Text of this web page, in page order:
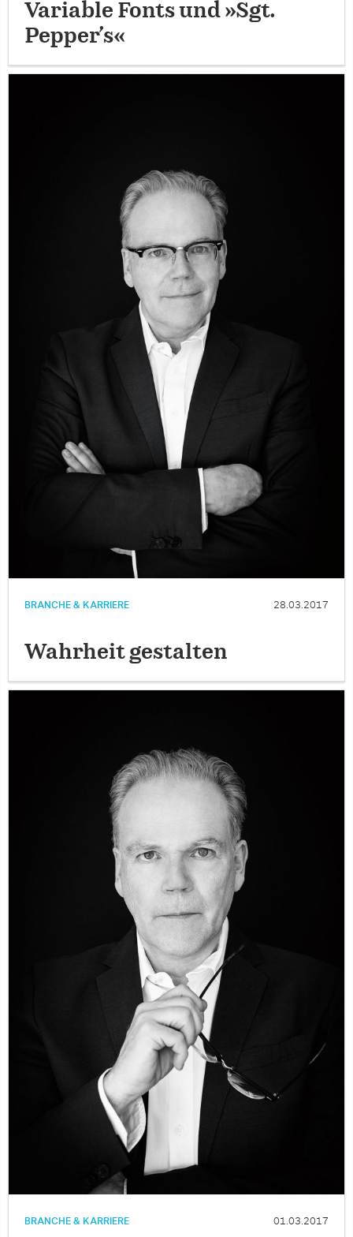
Variable Fonts und »Sgt.
Pepper’s«
BRANCHE & KARRIERE 28.03.2017
Wahrheit gestalten
BRANCHE & KARRIERE 01.03.2017